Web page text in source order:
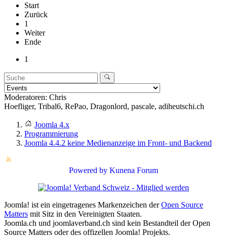
Start
Zurück
1
Weiter
Ende
1
Moderatoren: Chris
Hoefliger, Tribal6, RePao, Dragonlord, pascale, adiheutschi.ch
Joomla 4.x
Programmierung
Joomla 4.4.2 keine Medienanzeige im Front- und Backend
Powered by Kunena Forum
Joomla! ist ein eingetragenes Markenzeichen derOpen Source
Matters mit Sitz in den Vereinigten Staaten.
Joomla.ch und joomlaverband.ch sind kein Bestandteil der Open
Source Matters oder des offizellen Joomla! Projekts.